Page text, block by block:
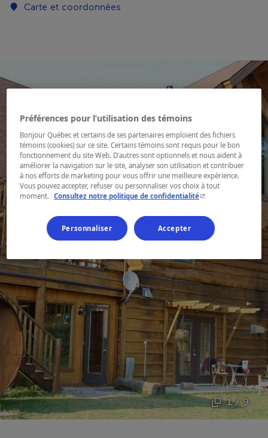
1 / 9
Carte et coordonnées
Préférences pour l’utilisation des témoins
Bonjour Québec et certains de ses partenaires emploient des fichiers
témoins (cookies) sur ce site. Certains témoins sont requis pour le bon
fonctionnement du site Web. D’autres sont optionnels et nous aident à
améliorer la navigation sur le site, analyser son utilisation et contribuer
à nos efforts de marketing pour vous offrir une meilleure expérience.
Vous pouvez accepter, refuser ou personnaliser vos choix à tout
moment.
Consultez notre politique de confidentialité- Cet hyperlien
Personnaliser Accepter